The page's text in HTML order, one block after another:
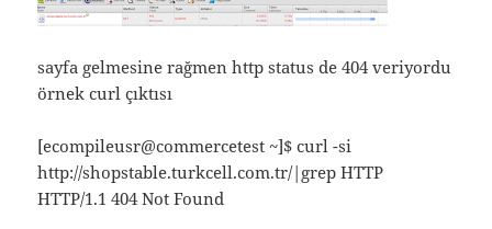
sayfa gelmesine rağmen http status de 404 veriyordu
örnek curl çıktısı
[ecompileusr@commercetest ~]$ curl -si
http://shopstable.turkcell.com.tr/|grep HTTP
HTTP/1.1 404 Not Found